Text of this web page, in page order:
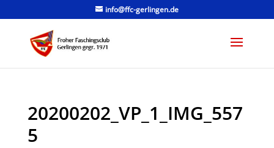
info@ffc-gerlingen.de
20200202_VP_1_IMG_557
5